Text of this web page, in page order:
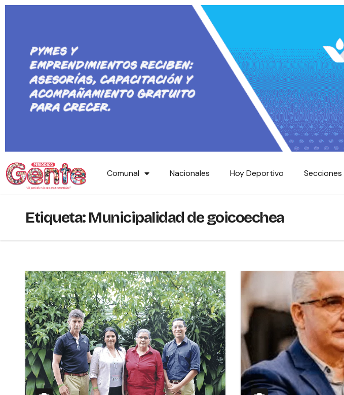
Comunal Nacionales Hoy Deportivo Secciones
Etiqueta:Municipalidad de goicoechea